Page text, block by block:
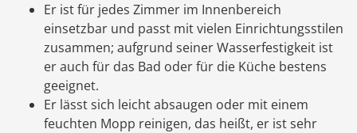
Er ist für jedes Zimmer im Innenbereich
einsetzbar und passt mit vielen Einrichtungsstilen
zusammen; aufgrund seiner Wasserfestigkeit ist
er auch für das Bad oder für die Küche bestens
geeignet.
Er lässt sich leicht absaugen oder mit einem
feuchten Mopp reinigen, das heißt, er ist sehr